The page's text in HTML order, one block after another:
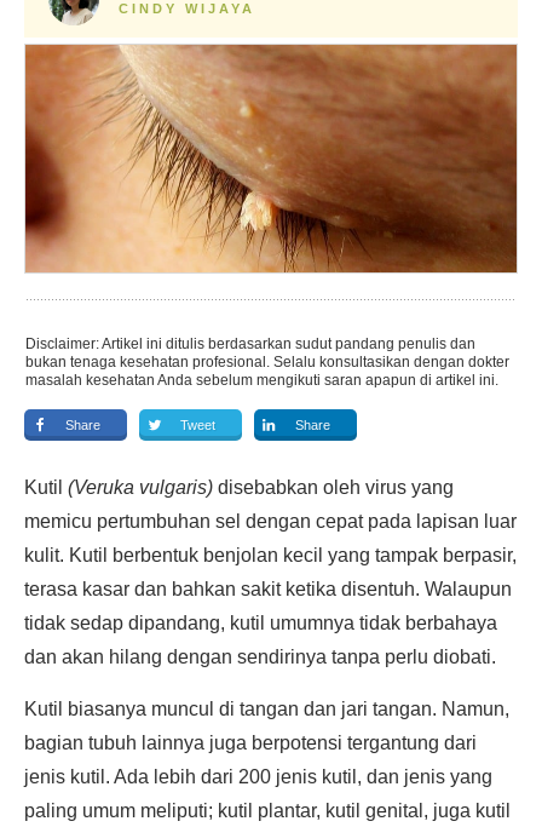
CINDY WIJAYA
Disclaimer: Artikel ini ditulis berdasarkan sudut pandang penulis dan
bukan tenaga kesehatan profesional. Selalu konsultasikan dengan dokter
masalah kesehatan Anda sebelum mengikuti saran apapun di artikel ini.
Share Tweet Share
Kutil (Veruka vulgaris) disebabkan oleh virus yang
memicu pertumbuhan sel dengan cepat pada lapisan luar
kulit. Kutil berbentuk benjolan kecil yang tampak berpasir,
terasa kasar dan bahkan sakit ketika disentuh. Walaupun
tidak sedap dipandang, kutil umumnya tidak berbahaya
dan akan hilang dengan sendirinya tanpa perlu diobati.
Kutil biasanya muncul di tangan dan jari tangan. Namun,
bagian tubuh lainnya juga berpotensi tergantung dari
jenis kutil. Ada lebih dari 200 jenis kutil, dan jenis yang
paling umum meliputi; kutil plantar, kutil genital, juga kutil